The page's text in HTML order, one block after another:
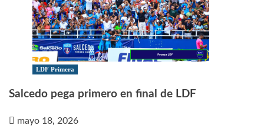
LDF Primera
Salcedo pega primero en final de LDF
mayo 18, 2026